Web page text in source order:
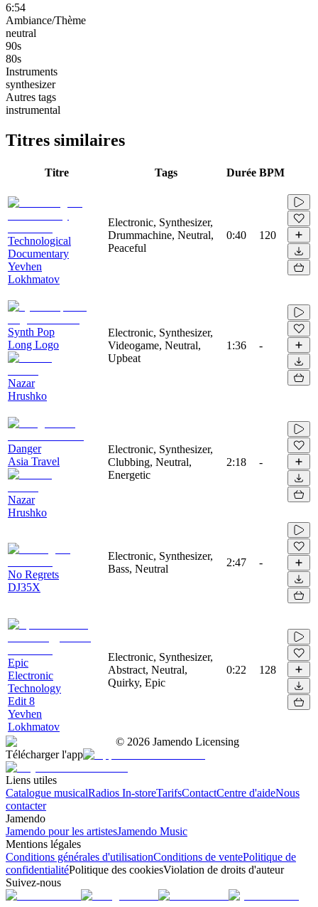
6:54
Ambiance/Thème
neutral
90s
80s
Instruments
synthesizer
Autres tags
instrumental
Titres similaires
Titre Tags Durée BPM
Technological
Documentary
Yevhen
Lokhmatov
Electronic, Synthesizer,
Drummachine, Neutral,
Peaceful
0:40 120
Synth Pop
Long Logo
Nazar
Hrushko
Electronic, Synthesizer,
Videogame, Neutral,
Upbeat
1:36 -
Danger
Asia Travel
Nazar
Hrushko
Electronic, Synthesizer,
Clubbing, Neutral,
Energetic
2:18 -
No Regrets
DJ35X
Electronic, Synthesizer,
Bass, Neutral
2:47 -
Epic
Electronic
Technology
Edit 8
Yevhen
Lokhmatov
Electronic, Synthesizer,
Abstract, Neutral,
Quirky, Epic
0:22 128
© 2026 Jamendo Licensing
Télécharger l'app
Liens utiles
Catalogue musicalRadios In-storeTarifsContactCentre d'aideNous
contacter
Jamendo
Jamendo pour les artistesJamendo Music
Mentions légales
Conditions générales d'utilisationConditions de ventePolitique de
confidentialitéPolitique des cookiesViolation de droits d'auteur
Suivez-nous